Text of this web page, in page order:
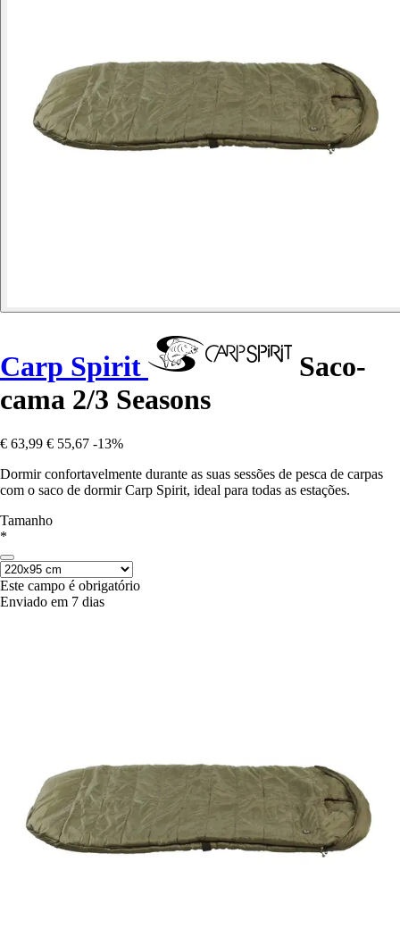
Carp Spirit
Saco-
cama 2/3 Seasons
€ 63,99 € 55,67 -13%
Dormir confortavelmente durante as suas sessões de pesca de carpas
com o saco de dormir Carp Spirit, ideal para todas as estações.
Tamanho
*
Este campo é obrigatório
Enviado em 7 dias